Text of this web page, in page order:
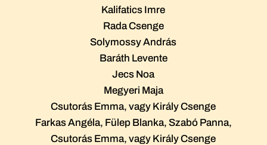
Kalifatics Imre
Rada Csenge
Solymossy András
Baráth Levente
Jecs Noa
Megyeri Maja
Csutorás Emma, vagy Király Csenge
Farkas Angéla, Fülep Blanka, Szabó Panna,
Csutorás Emma, vagy Király Csenge